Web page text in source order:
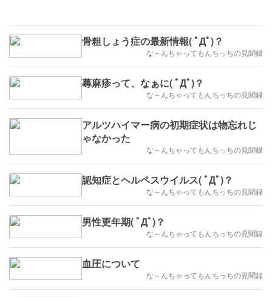
骨粗しょう症の最新情報( ﾟДﾟ)？
な～んちゃってもんちっちの見聞録
蕁麻疹って、なぁに( ﾟДﾟ)？
な～んちゃってもんちっちの見聞録
アルツハイマー病の初期症状は物忘れじ
ゃなかった
な～んちゃってもんちっちの見聞録
認知症とヘルペスウイルス( ﾟДﾟ)？
な～んちゃってもんちっちの見聞録
男性更年期( ﾟДﾟ)？
な～んちゃってもんちっちの見聞録
血圧について
な～んちゃってもんちっちの見聞録